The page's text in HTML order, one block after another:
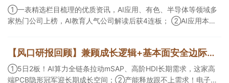
产的合规资质，这家公司获净买入。
①一表精选栏目梳理的优质资讯，AI应用、有色、半导体等领域多
家热门公司上榜，AI教育人气公司解读后获4连板； ②AI应用本周
角前瞻产业供需情况，提及2家核心公司双双涨停。
【风口研报回顾】兼顾成长逻辑+基本面安全边际！王牌自营前瞻覆盖“pcb+MLCC+电子布”，梳理AI产业链优质标的“深坑起跳”
①5日2板！AI算力全链条拉动mSAP、高阶HDI长期需求，这家高
端PCB隐形冠军迎长期成长空间；②产能释放跟不上需求！电子布